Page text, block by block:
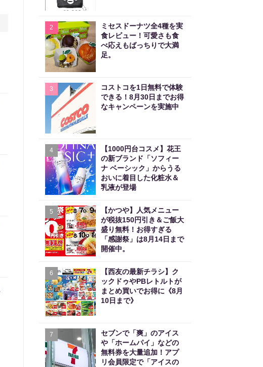
2
ミセスドーナツ全4種を実
食レビュー！可愛さも食
べ応えもばっちりで大満
足。
3
コストコを1日無料で体験
できる！8月30日までお得
なキャンペーンを実施中
4
【1000円台コスメ】花王
の新ブランド「ソフィー
ナ ベーシック」からうる
おいに着目した化粧水＆
乳液が登場
5
【かつや】人気メニュー
が税抜150円引き＆ご飯大
盛り無料！お得すぎる
「感謝祭」は8月14日まで
開催中。
6
【西友の最新チラシ】ク
ックドゥやPBレトルトが
まとめ買いでお得に《8月
10日まで》
7
セブンで「爽」のアイス
や「ホームパイ」などの
無料券を大量追加！アプ
リ会員限定で「アイスの